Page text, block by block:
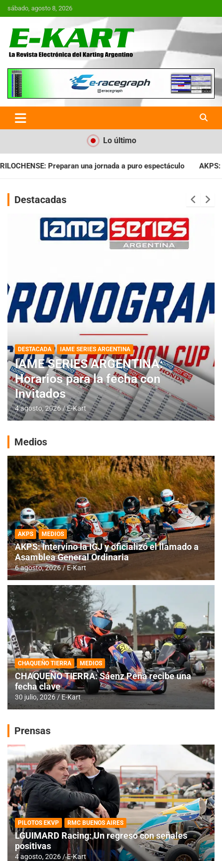
Saltar
al
sábado, agosto 8, 2026
E-Kart.com.ar | La Revista
Electrónica del Karting en
Argentina
Lo último
puro espectáculo AKPS: Intervino la IGJ y oficializó el
Destacadas
DESTACADA IAME SERIES ARGENTINA
IAME SERIES ARGENTINA:
Horarios para la fecha con
Invitados
4 agosto, 2026 E-Kart
Medios
AKPS MEDIOS
AKPS: Intervino la IGJ y oficializó el llamado a
Asamblea General Ordinaria
6 agosto, 2026 E-Kart
CHAQUEÑO TIERRA MEDIOS
CHAQUEÑO TIERRA: Sáenz Peña recibe una
fecha clave
30 julio, 2026 E-Kart
Prensas
PILOTOS EKVP RMC BUENOS AIRES
LGUIMARD Racing: Un regreso con señales
positivas
4 agosto, 2026 E-Kart